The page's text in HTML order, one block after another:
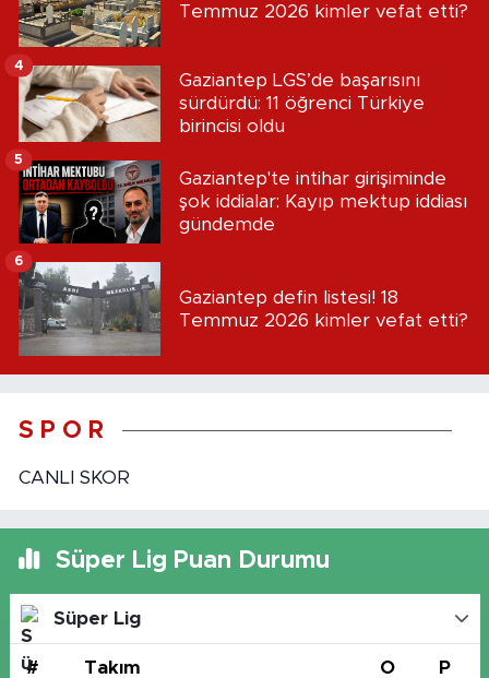
Temmuz 2026 kimler vefat etti?
Gaziantep LGS’de başarısını
sürdürdü: 11 öğrenci Türkiye
birincisi oldu
4
Gaziantep'te intihar girişiminde
şok iddialar: Kayıp mektup iddiası
gündemde
5
Gaziantep defin listesi! 18
Temmuz 2026 kimler vefat etti?
6
S P O R
CANLI SKOR
Süper Lig Puan Durumu
Süper Lig
# Takım O P